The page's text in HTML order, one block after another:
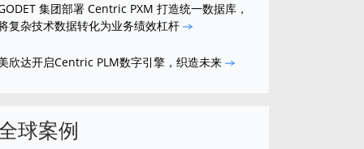
集团部署 Centric PXM 打造统一数据库，
复杂技术数据转化为业务绩效杠杆
欣达开启Centric PLM数字引擎，织造未来
球案例